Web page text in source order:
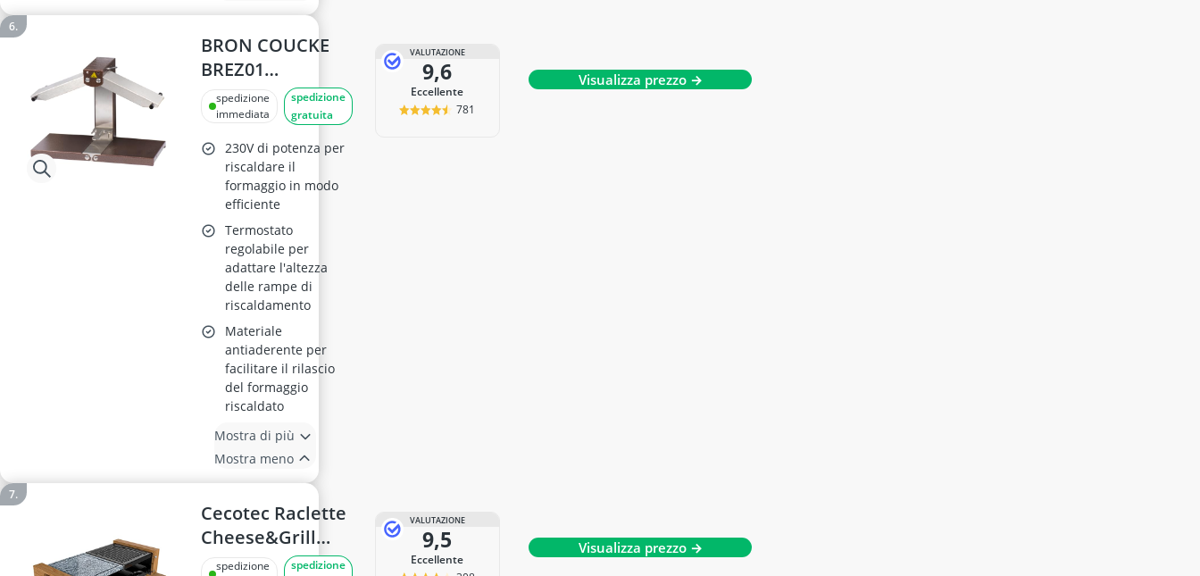
BRON COUCKE
BREZ01
Macchina
Raclette, 1000 W,
Acciaio
Inossidabile
spedizione
immediata
spedizione
gratuita
230V di potenza per
riscaldare il
formaggio in modo
efficiente
Termostato
regolabile per
adattare l'altezza
delle rampe di
riscaldamento
Materiale
antiaderente per
facilitare il rilascio
del formaggio
riscaldato
Mostra di più
Mostra meno
VALUTAZIONE
9,6
Eccellente
781
Visualizza prezzo →
Cecotec Raclette
Cheese&Grill
8200
spedizione
spedizione
VALUTAZIONE
9,5
Eccellente
Visualizza prezzo →